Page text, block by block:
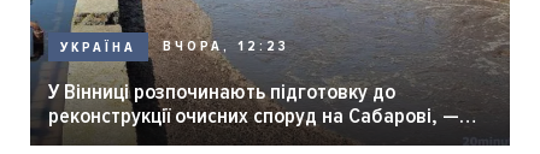
УКРАЇНА ВЧОРА, 12:23
У Вінниці розпочинають підготовку до
реконструкції очисних споруд на Сабарові, —
мер Вінниці.